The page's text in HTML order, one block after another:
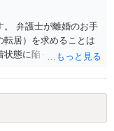
。 弁護士が離婚のお手
転居）を求めることは
状態に陥ってしまうの
居する形で離婚協議等
多数です。